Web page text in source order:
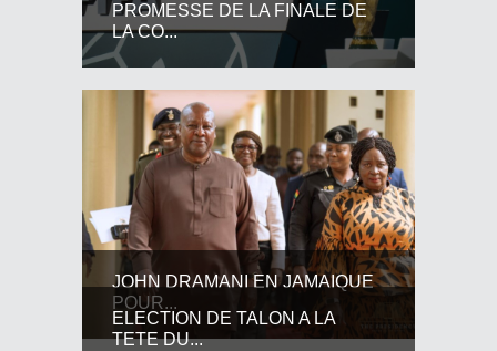
PROMESSE DE LA FINALE DE
LA CO...
JOHN DRAMANI EN JAMAIQUE
POUR...
ELECTION DE TALON A LA
TETE DU...